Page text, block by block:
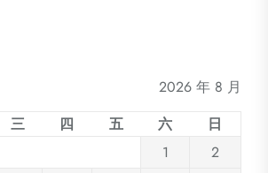
2026 年 8 月
三 四 五 六
日
1
2